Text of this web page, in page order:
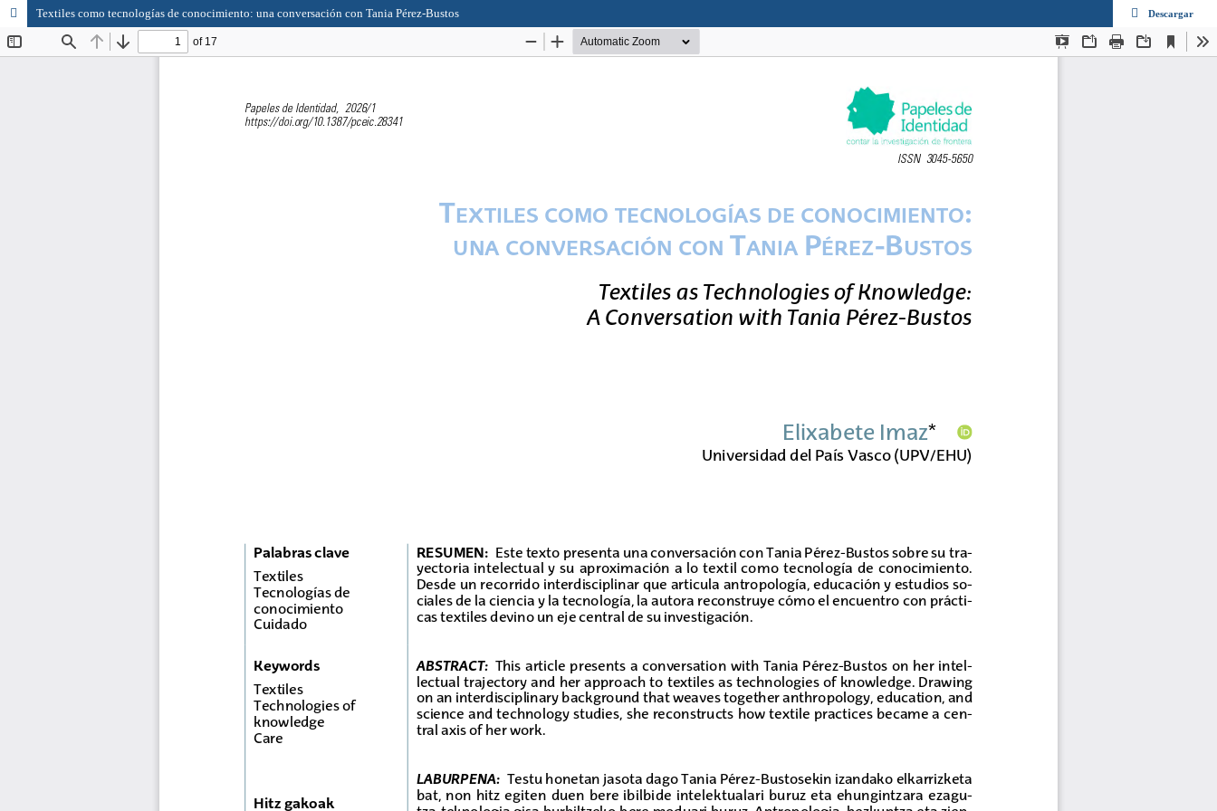
Textiles como tecnologías de conocimiento: una conversación con Tania Pérez-Bustos Descargar